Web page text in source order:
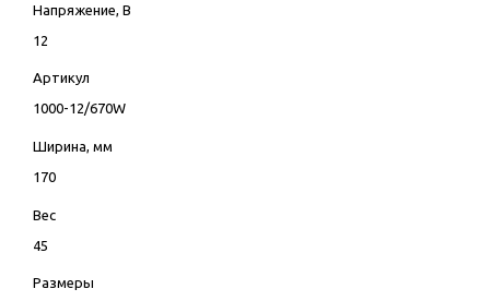
Напряжение, В
12
Артикул
1000-12/670W
Ширина, мм
170
Вес
45
Размеры